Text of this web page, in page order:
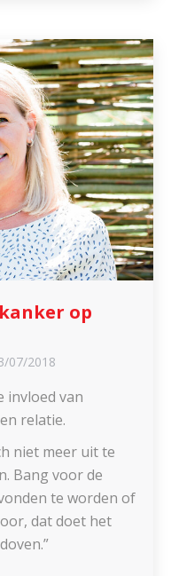
op
07/2018
invloed van
relatie.
niet meer uit te
Bang voor de
te worden of
dat doet het